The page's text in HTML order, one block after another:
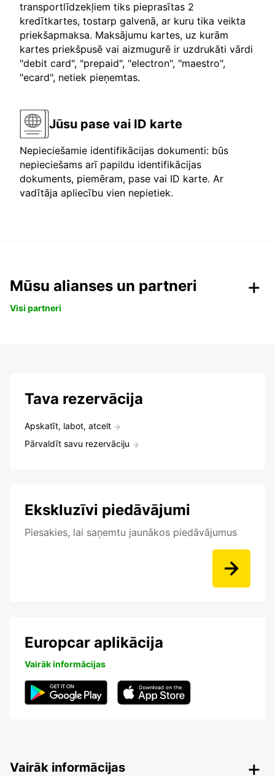
transportlīdzekļiem tiks pieprasītas 2
kredītkartes, tostarp galvenā, ar kuru tika veikta
priekšapmaksa. Maksājumu kartes, uz kurām
kartes priekšpusē vai aizmugurē ir uzdrukāti vārdi
"debit card", "prepaid", "electron", "maestro",
"ecard", netiek pieņemtas.
Jūsu pase vai ID karte
Nepieciešamie identifikācijas dokumenti: būs
nepieciešams arī papildu identifikācijas
dokuments, piemēram, pase vai ID karte. Ar
vadītāja apliecību vien nepietiek.
Mūsu alianses un partneri
Visi partneri
Tava rezervācija
Apskatīt, labot, atcelt
Pārvaldīt savu rezervāciju
Ekskluzīvi piedāvājumi
Piesakies, lai saņemtu jaunākos piedāvājumus
Europcar aplikācija
Vairāk informācijas
Vairāk informācijas